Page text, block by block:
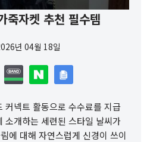
죽자켓 추천 필수템
년 04월 18일
커넥트 활동으로 수수료를 지급
소개하는 세련된 스타일 날씨가
에 대해 자연스럽게 신경이 쓰이